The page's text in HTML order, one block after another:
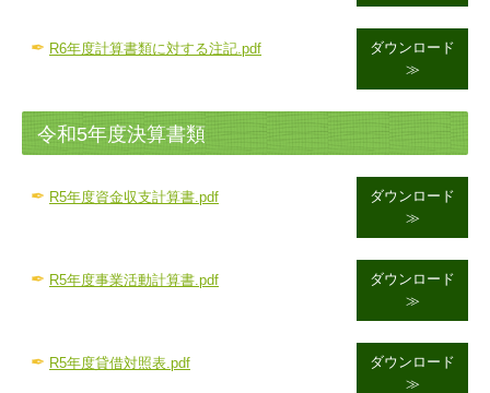
✒ R6年度計算書類に対する注記.pdf
≫
令和5年度決算書類
✒ R5年度資金収支計算書.pdf
≫
✒ R5年度事業活動計算書.pdf
≫
✒ R5年度貸借対照表.pdf
≫